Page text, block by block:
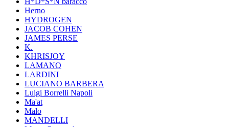
Herno
HYDROGEN
JACOB COHEN
JAMES PERSE
K.
KHRISJOY
LAMANO
LARDINI
LUCIANO BARBERA
Luigi Borrelli Napoli
Ma'at
Malo
MANDELLI